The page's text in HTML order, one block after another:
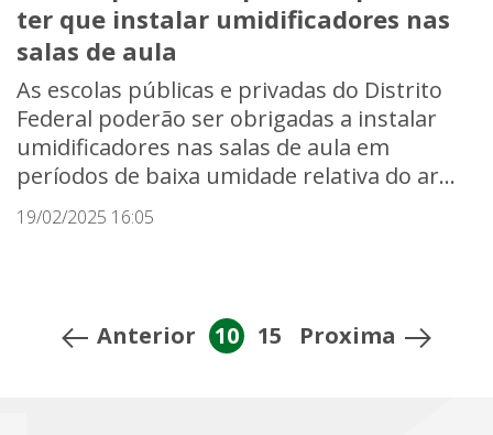
ter que instalar umidificadores nas
salas de aula
As escolas públicas e privadas do Distrito
Federal poderão ser obrigadas a instalar
umidificadores nas salas de aula em
períodos de baixa umidade relativa do ar...
19/02/2025 16:05
Anterior 10 15 Proxima